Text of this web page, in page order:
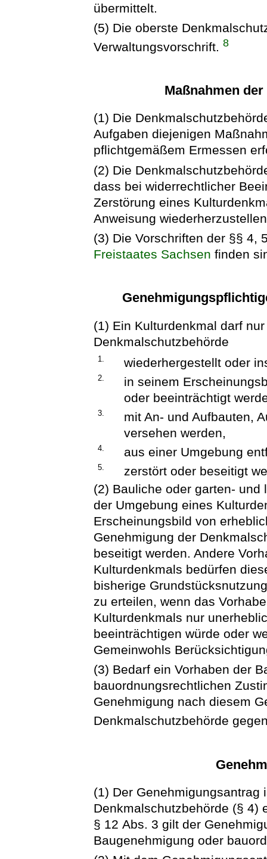
übermittelt.
(5) Die oberste
Verwaltungsvorschrift.8
Maßnahmen
(1) Die
Aufgaben diejenigen
pflichtgemäßem Ermessen
(2) Die
dass bei widerrechtlicher
Zerstörung eines
Anweisung
(3) Die Vorschriften der §§ 4,
Freistaates Sachsen finden
(1) Ein Kulturdenkmal darf
Denkmalschutzbehörde
1. wiederhergestellt oder
2.
in seinem
oder beeinträchtigt
3.
mit An- und Aufbauten,
versehen werden,
4. aus einer Umgebung
5.
zerstört oder beseitigt
(2) Bauliche oder garten-
der Umgebung eines
Erscheinungsbild von
Genehmigung der
beseitigt werden. Andere
Kulturdenkmals bedürfen
bisherige
zu erteilen, wenn das
Kulturdenkmals nur
beeinträchtigen würde oder
Gemeinwohls
(3) Bedarf ein Vorhaben der
bauordnungsrechtlichen
Genehmigung nach diesem
Denkmalschutzbehörde
(1) Der
Denkmalschutzbehörde (§ 4)
§ 12 Abs. 3 gilt der
Baugenehmigung oder